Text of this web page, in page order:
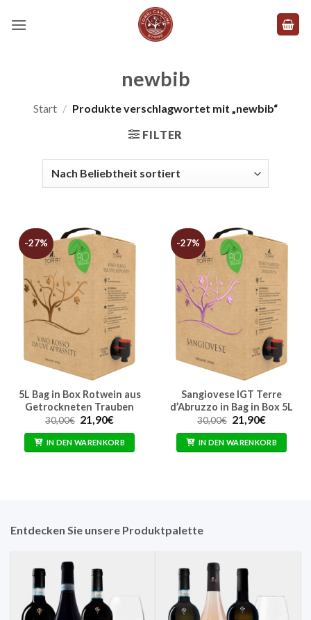
Inhalt
newbib
Start / Produkte verschlagwortet mit „newbib“
FILTER
-27%
5L Bag in Box Rotwein aus
Getrockneten Trauben
30,00€ Ursprünglicher
Preis
war:
30,00€
21,90€Aktueller
ist:
21,90€.
IN DEN WARENKORB
-27%
Sangiovese IGT Terre
d’Abruzzo in Bag in Box 5L
30,00€ Ursprünglicher
Preis
war:
30,00€
21,90€Aktueller
ist:
21,90€.
IN DEN WARENKORB
Entdecken Sie unsere Produktpalette